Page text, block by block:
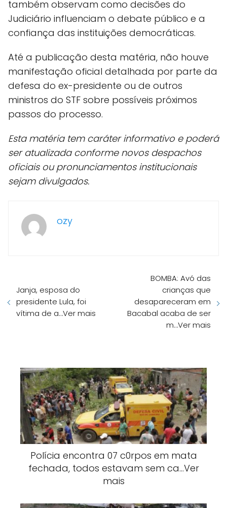
também observam como decisões do
Judiciário influenciam o debate público e a
confiança das instituições democráticas.
Até a publicação desta matéria, não houve
manifestação oficial detalhada por parte da
defesa do ex-presidente ou de outros
ministros do STF sobre possíveis próximos
passos do processo.
Esta matéria tem caráter informativo e poderá
ser atualizada conforme novos despachos
oficiais ou pronunciamentos institucionais
sejam divulgados.
ozy
Janja, esposa do
presidente Lula, foi
vítima de a…Ver mais
BOMBA: Avó das
crianças que
desapareceram em
Bacabal acaba de ser
m…Ver mais
Polícia encontra 07 c0rpos em mata
fechada, todos estavam sem ca…Ver
mais